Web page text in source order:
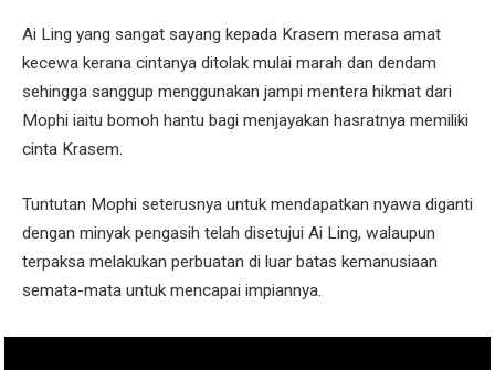
Ai Ling yang sangat sayang kepada Krasem merasa amat
kecewa kerana cintanya ditolak mulai marah dan dendam
sehingga sanggup menggunakan jampi mentera hikmat dari
Mophi iaitu bomoh hantu bagi menjayakan hasratnya memiliki
cinta Krasem.
Tuntutan Mophi seterusnya untuk mendapatkan nyawa diganti
dengan minyak pengasih telah disetujui Ai Ling, walaupun
terpaksa melakukan perbuatan di luar batas kemanusiaan
semata-mata untuk mencapai impiannya.